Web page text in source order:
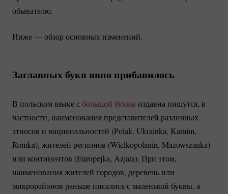
обывателю.
Ниже — обзор основных изменений.
Заглавных букв явно прибавилось
В польском языке с большой буквы издавна пишутся, в
частности, наименования представителей различных
этносов и национальностей (Polak, Ukrainka, Karaim,
Romka), жителей регионов (Wielkopolanin, Mazowszanka)
или континентов (Europejka, Azjata). При этом,
наименования жителей городов, деревень или
микрорайонов раньше писались с маленькой буквы, а